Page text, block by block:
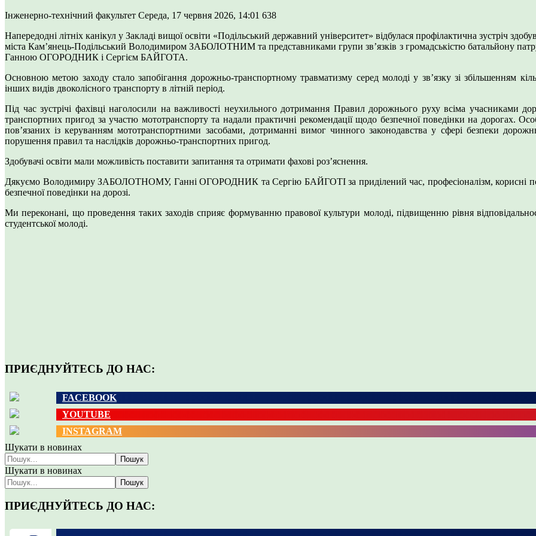
Інженерно-технічний факультет Середа, 17 червня 2026, 14:01 638
Напередодні літніх канікул у Закладі вищої освіти «Подільський державний університет» відбулася профілактична зустріч
міста Кам’янець-Подільський Володимиром ЗАБОЛОТНИМ та представниками групи зв’язків з громадськістю батальйону
Ганною ОГОРОДНИК і Сергієм БАЙГОТА.
Основною метою заходу стало запобігання дорожньо-транспортному травматизму серед молоді у зв’язку зі збільшенням
інших видів двоколісного транспорту в літній період.
Під час зустрічі фахівці наголосили на важливості неухильного дотримання Правил дорожнього руху всіма учасниками
транспортних пригод за участю мототранспорту та надали практичні рекомендації щодо безпечної поведінки на дорогах.
пов’язаних із керуванням мототранспортними засобами, дотриманні вимог чинного законодавства у сфері безпеки
порушення правил та наслідків дорожньо-транспортних пригод.
Здобувачі освіти мали можливість поставити запитання та отримати фахові роз’яснення.
Дякуємо Володимиру ЗАБОЛОТНОМУ, Ганні ОГОРОДНИК та Сергію БАЙГОТІ за приділений час, професіоналізм, корисні
безпечної поведінки на дорозі.
Ми переконані, що проведення таких заходів сприяє формуванню правової культури молоді, підвищенню рівня
студентської молоді.
ПРИЄДНУЙТЕСЬ ДО НАС:
FACEBOOK
YOUTUBE
INSTAGRAM
Шукати в новинах
Пошук
Шукати в новинах
Пошук
ПРИЄДНУЙТЕСЬ ДО НАС: